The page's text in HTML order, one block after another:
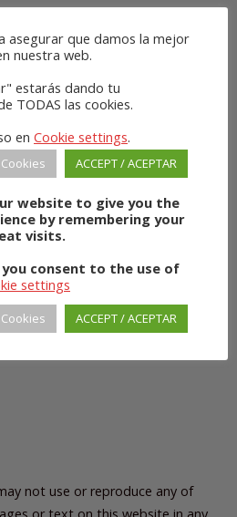
not use or reproduce any of
asegurar que damos la mejor
nuestra web.
estarás dando tu
TODAS las cookies.
en Cookie settings.
ACCEPT / ACEPTAR
website to give you the
by remembering your
visits.
you consent to the use of
settings
ACCEPT / ACEPTAR